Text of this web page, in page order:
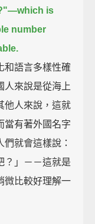
which is
number
和語言多樣性確
人來說是從海上
他人來說，這就
當有著外國名字
就會這樣說：
？」－－這就是
微比較好理解一